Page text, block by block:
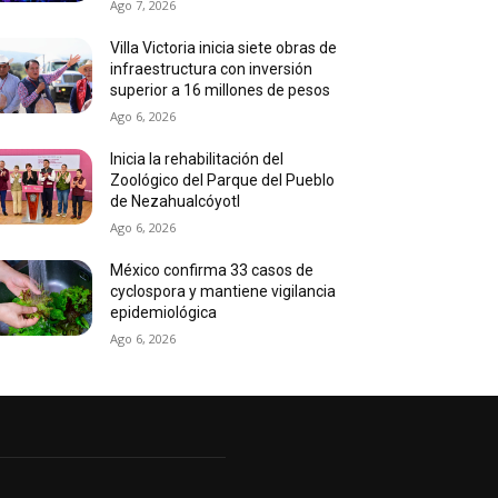
Ago 7, 2026
Villa Victoria inicia siete obras de
infraestructura con inversión
superior a 16 millones de pesos
Ago 6, 2026
Inicia la rehabilitación del
Zoológico del Parque del Pueblo
de Nezahualcóyotl
Ago 6, 2026
México confirma 33 casos de
cyclospora y mantiene vigilancia
epidemiológica
Ago 6, 2026